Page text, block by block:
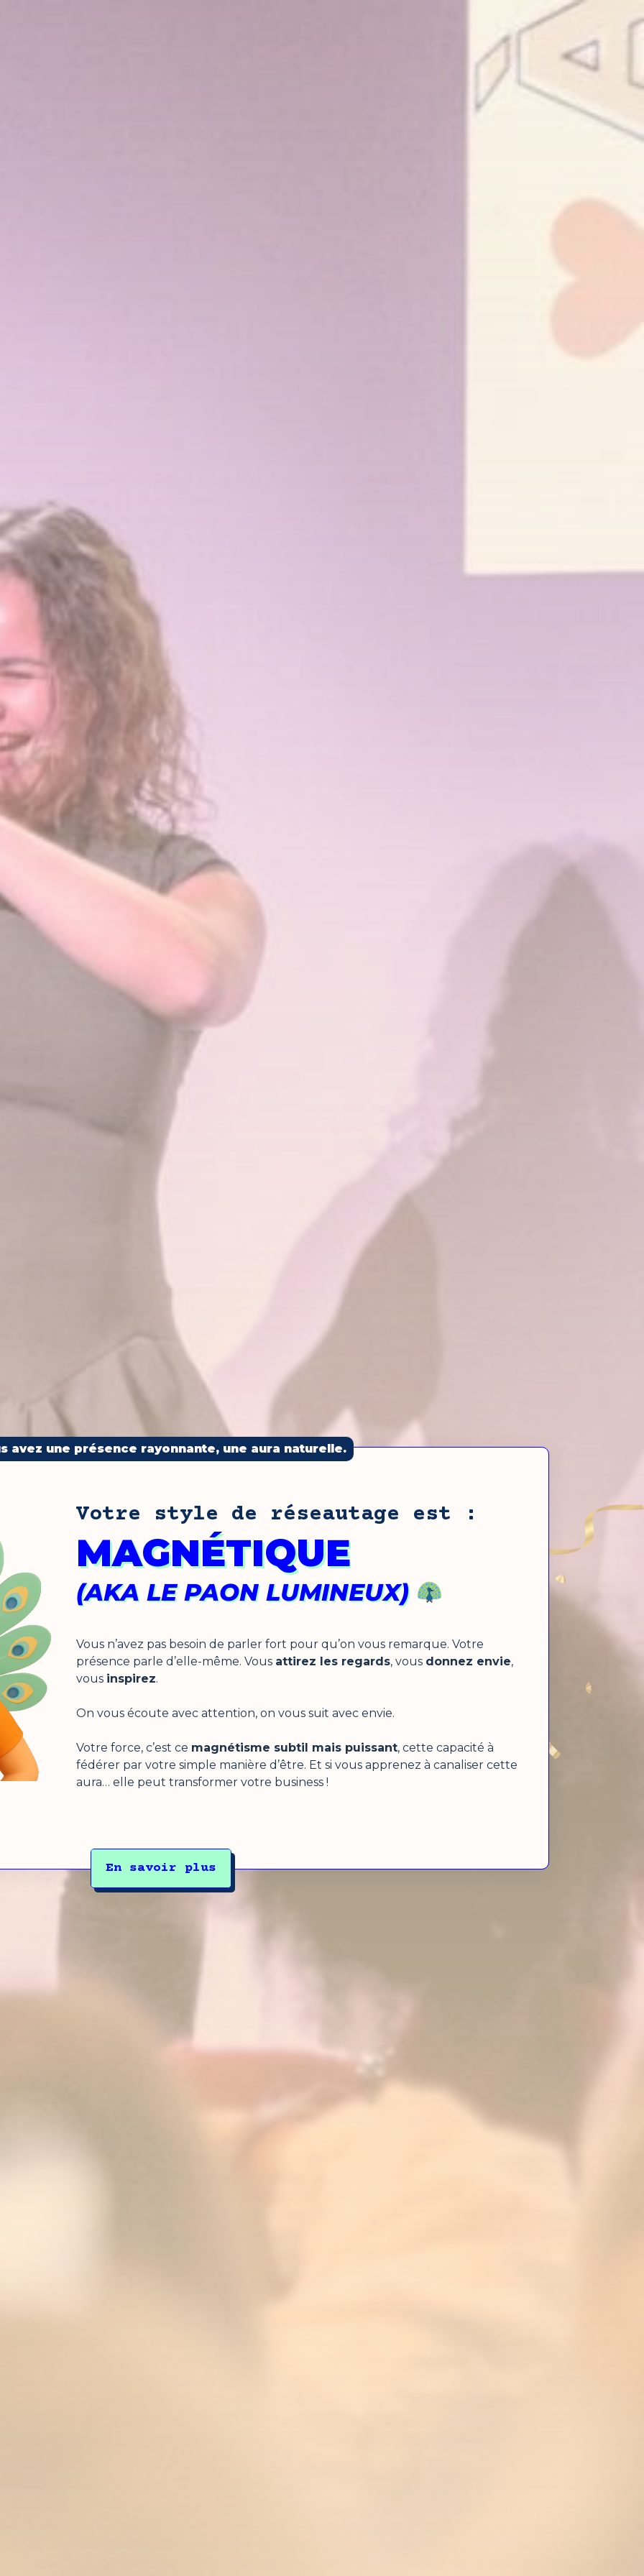
avez une présence rayonnante, une aura naturelle.
Votre style de réseautage est :
MAGNÉTIQUE
(AKA LE PAON LUMINEUX)
Vous n’avez pas besoin de parler fort pour qu’on vous remarque. Votre
présence parle d’elle-même. Vous attirez les regards, vous donnez envie,
vous inspirez.
On vous écoute avec attention, on vous suit avec envie.
Votre force, c’est ce magnétisme subtil mais puissant, cette capacité à
fédérer par votre simple manière d’être. Et si vous apprenez à canaliser cette
aura… elle peut transformer votre business !
En savoir plus